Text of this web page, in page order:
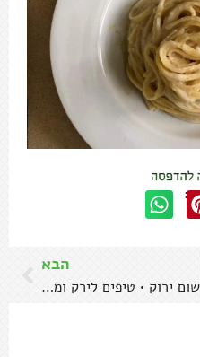
הבא
שום ירוק • טיפים לירק ומתכון לממרח